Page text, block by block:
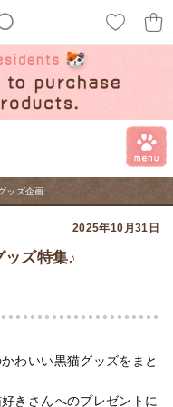
ッズ企画
2025年10月31日
ズ特集♪
わいい黒猫グッズをまと
きさんへのプレゼントに